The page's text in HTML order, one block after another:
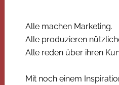
Alle machen Marketing.
Alle produzieren
Alle reden über ihren
Mit noch einem